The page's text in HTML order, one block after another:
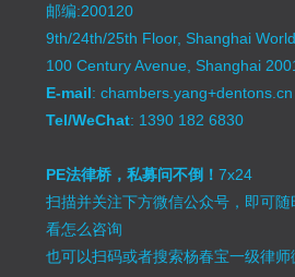
邮编:200120
9th/24th/25th Floor, Shanghai
100 Century Avenue, Shanghai
E-mail:
Tel/WeChat: 1390 182 6830
PE法律桥，私募问不倒！7x24
扫描并关注下方微信公众号，即可随
看怎么咨询
也可以扫码或者搜索杨春宝一级律